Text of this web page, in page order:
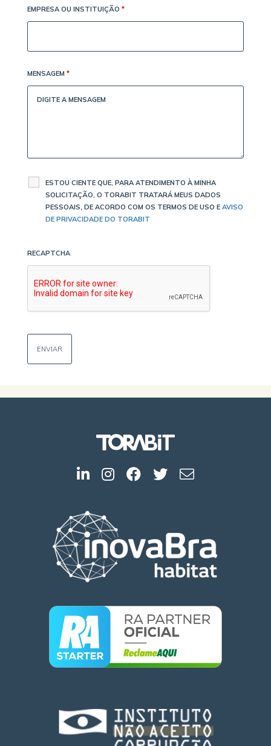
EMPRESA OU INSTITUIÇÃO *
MENSAGEM *
ESTOU CIENTE QUE, PARA ATENDIMENTO À MINHA
SOLICITAÇÃO, O TORABIT TRATARÁ MEUS DADOS
PESSOAIS, DE ACORDO COM OS TERMOS DE USO E AVISO
DE PRIVACIDADE DO TORABIT
RECAPTCHA